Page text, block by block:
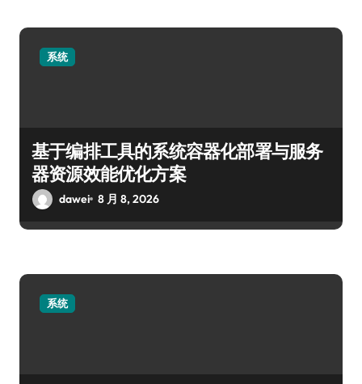
系统
基于编排工具的系统容器化部署与服务
器资源效能优化方案
dawei 8 月 8, 2026
系统